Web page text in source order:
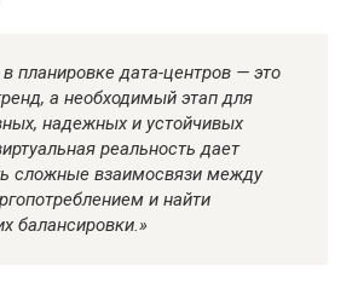
планировке дата-центров — это
а необходимый этап для
надежных и устойчивых
реальность дает
сложные взаимосвязи между
и найти
балансировки.»